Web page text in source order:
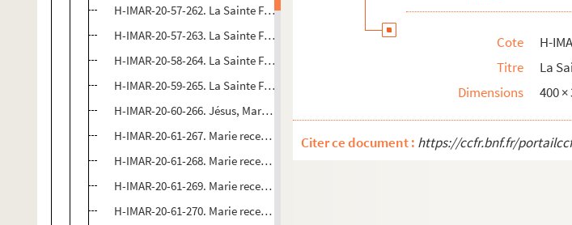
H-IMAR-20-57-262. La Sainte Famille
H-IMAR-20-57-263. La Sainte Famille
H-IMAR-20-58-264. La Sainte Famille
H-IMAR-20-59-265. La Sainte Famille
H-IMAR-20-60-266. Jésus, Maria, Joseph
H-IMAR-20-61-267. Marie recevant la bénédiction de son père, la Sainte Famille
H-IMAR-20-61-268. Marie recevant la bénédiction de son père, la Sainte Famille
H-IMAR-20-61-269. Marie recevant la bénédiction de son père, la Sainte Famille
H-IMAR-20-61-270. Marie recevant la bénédiction de son père, la Sainte Famille
Cote
H-
Titre
La
Dimensions
400
Citer ce document : https://ccfr.bnf.fr/